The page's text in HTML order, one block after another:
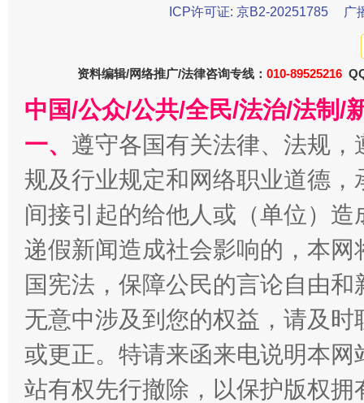
千年窑火 生生不息
揭开“小金库”的免责幌子
ICP许可证: 京B2-20251785
广
资料编辑/网络推广/法律咨询专线： 010-89525216
中国/公众/公共/全民/法治/法制/
一、 遵守各国有关法律、法规
规及行业规定和网络职业道德
间接引起的给他人或（单位）
递假新闻造成社会影响的，本
国宪法，保障公民的言论自由
无意中涉及到您的权益，请及
或更正。特请来函来电说明本
站有权先行撤除，以保护版权